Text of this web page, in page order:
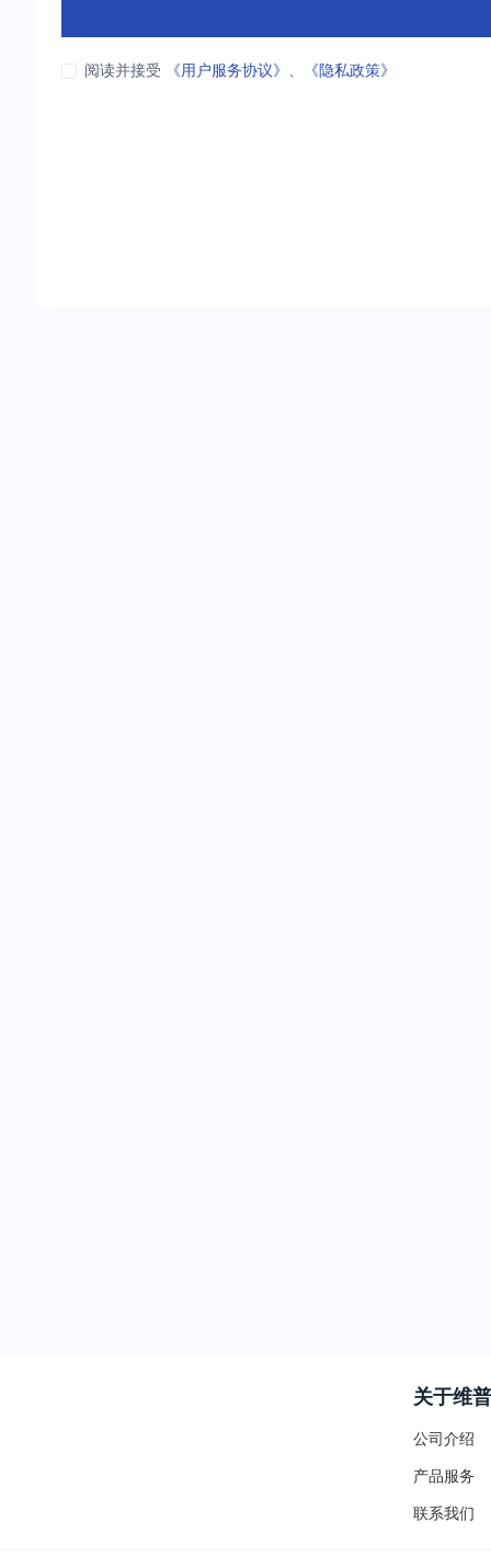
阅读并接受 《用户服务协议》 、 《隐私政策》
关于维普
公司介绍
产品服务
联系我们